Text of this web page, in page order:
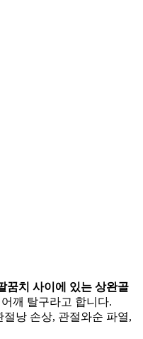
꿈치 사이에 있는 상완골
깨 탈구라고 합니다.
낭 손상, 관절와순 파열,